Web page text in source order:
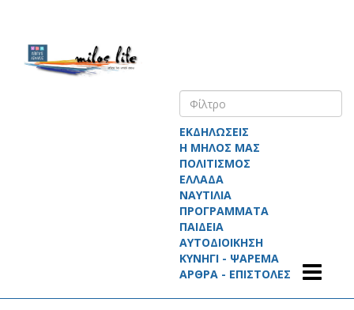
ΕΚΔΗΛΩΣΕΙΣ
Η ΜΗΛΟΣ ΜΑΣ
ΠΟΛΙΤΙΣΜΟΣ
ΕΛΛΑΔΑ
ΝΑΥΤΙΛΙΑ
ΠΡΟΓΡΑΜΜΑΤΑ
ΠΑΙΔΕΙΑ
ΑΥΤΟΔΙΟΙΚΗΣΗ
ΚΥΝΗΓΙ - ΨΑΡΕΜΑ
ΑΡΘΡΑ - ΕΠΙΣΤΟΛΕΣ